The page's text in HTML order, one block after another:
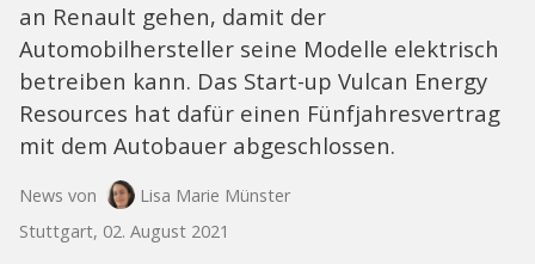
an Renault gehen, damit der
Automobilhersteller seine Modelle elektrisch
betreiben kann. Das Start-up Vulcan Energy
Resources hat dafür einen Fünfjahresvertrag
mit dem Autobauer abgeschlossen.
News von
Lisa Marie Münster
Stuttgart, 02. August 2021